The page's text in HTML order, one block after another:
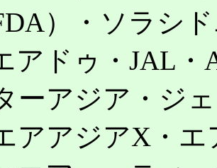
）・ソラシ
アドゥ・JAL
ーアジア・ジ
アアジアX・